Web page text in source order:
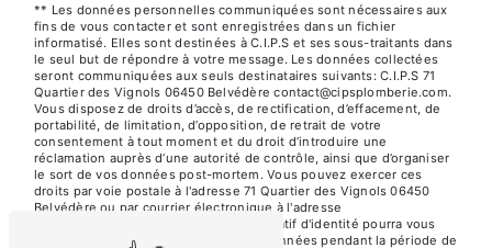
** Les données personnelles communiquées sont nécessaires aux
fins de vous contacter et sont enregistrées dans un fichier
informatisé. Elles sont destinées à C.I.P.S et ses sous-traitants dans
le seul but de répondre à votre message. Les données collectées
seront communiquées aux seuls destinataires suivants: C.I.P.S 71
Quartier des Vignols 06450 Belvédère contact@cipsplomberie.com.
Vous disposez de droits d’accès, de rectification, d’effacement, de
portabilité, de limitation, d’opposition, de retrait de votre
consentement à tout moment et du droit d’introduire une
réclamation auprès d’une autorité de contrôle, ainsi que d’organiser
le sort de vos données post-mortem. Vous pouvez exercer ces
droits par voie postale à l'adresse 71 Quartier des Vignols 06450
Belvédère ou par courrier électronique à l'adresse
contact@cipsplomberie.com. Un justificatif d'identité pourra vous
être demandé. Nous conservons vos données pendant la période de